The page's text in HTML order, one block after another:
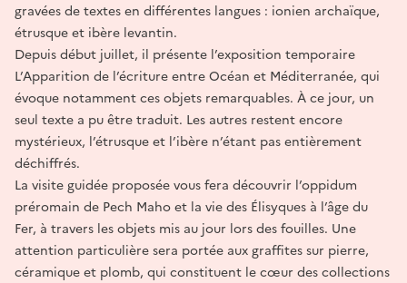
gravées de textes en différentes langues : ionien archaïque,
étrusque et ibère levantin.
Depuis début juillet, il présente l’exposition temporaire
L’Apparition de l’écriture entre Océan et Méditerranée, qui
évoque notamment ces objets remarquables. À ce jour, un
seul texte a pu être traduit. Les autres restent encore
mystérieux, l’étrusque et l’ibère n’étant pas entièrement
déchiffrés.
La visite guidée proposée vous fera découvrir l’oppidum
préromain de Pech Maho et la vie des Élisyques à l’âge du
Fer, à travers les objets mis au jour lors des fouilles. Une
attention particulière sera portée aux graffites sur pierre,
céramique et plomb, qui constituent le cœur des collections